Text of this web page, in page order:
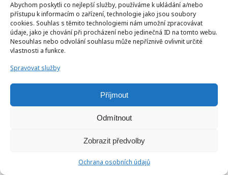
Abychom poskytli co nejlepší služby, používáme k ukládání a/nebo
přístupu k informacím o zařízení, technologie jako jsou soubory
cookies. Souhlas s těmito technologiemi nám umožní zpracovávat
údaje, jako je chování při procházení nebo jedinečná ID na tomto webu.
Nesouhlas nebo odvolání souhlasu může nepříznivě ovlivnit určité
vlastnosti a funkce.
Spravovat služby
Příjmout
Odmítnout
Zobrazit předvolby
Ochrana osobních údajů
© 2026 Žaneta Spencer - koučink / angličtina